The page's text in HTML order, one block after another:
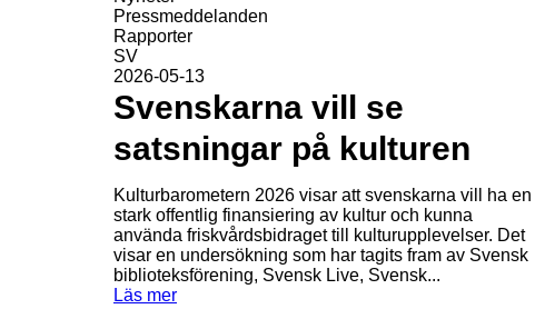
Pressmeddelanden
Rapporter
SV
2026-05-13
Svenskarna vill se
satsningar på kulturen
Kulturbarometern 2026 visar att svenskarna vill ha en
stark offentlig finansiering av kultur och kunna
använda friskvårdsbidraget till kulturupplevelser. Det
visar en undersökning som har tagits fram av Svensk
biblioteksförening, Svensk Live, Svensk...
Läs mer